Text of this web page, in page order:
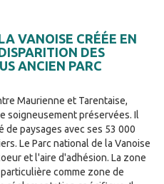
VANOISE CRÉÉE EN
DES
ANCIEN PARC
Maurienne et Tarentaise,
soigneusement préservées. Il
paysages avec ses 53 000
Le Parc national de la Vanoise
et l'aire d'adhésion. La zone
comme zone de